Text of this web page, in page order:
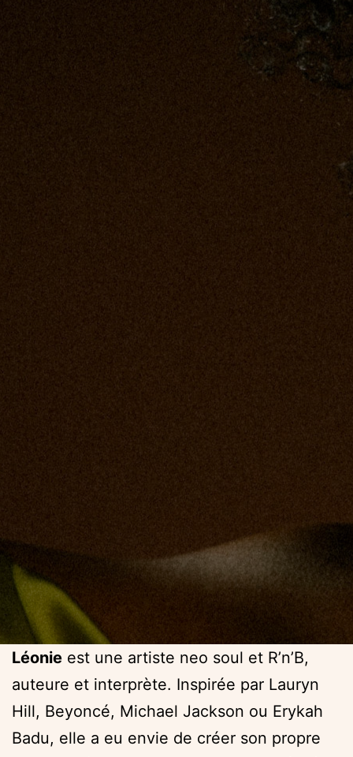
Léonie est une artiste neo soul et R’n’B,
auteure et interprète. Inspirée par Lauryn
Hill, Beyoncé, Michael Jackson ou Erykah
Badu, elle a eu envie de créer son propre